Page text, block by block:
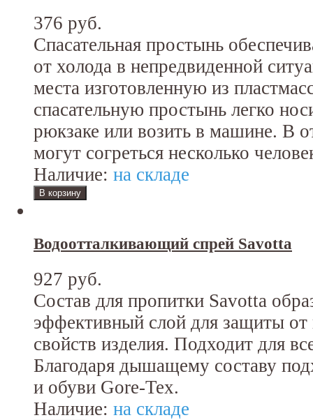
376 руб.
Спасательная простынь
от холода в непредвиденной
места изготовленную из
спасательную простынь легко
рюкзаке или возить в машине. В
могут согреться несколько
Наличие: на складе
Водоотталкивающий спрей Savotta
927 руб.
Состав для пропитки Savotta
эффективный слой для защиты от
свойств изделия. Подходит для
Благодаря дышащему составу
и обуви Gore-Tex.
Наличие: на складе